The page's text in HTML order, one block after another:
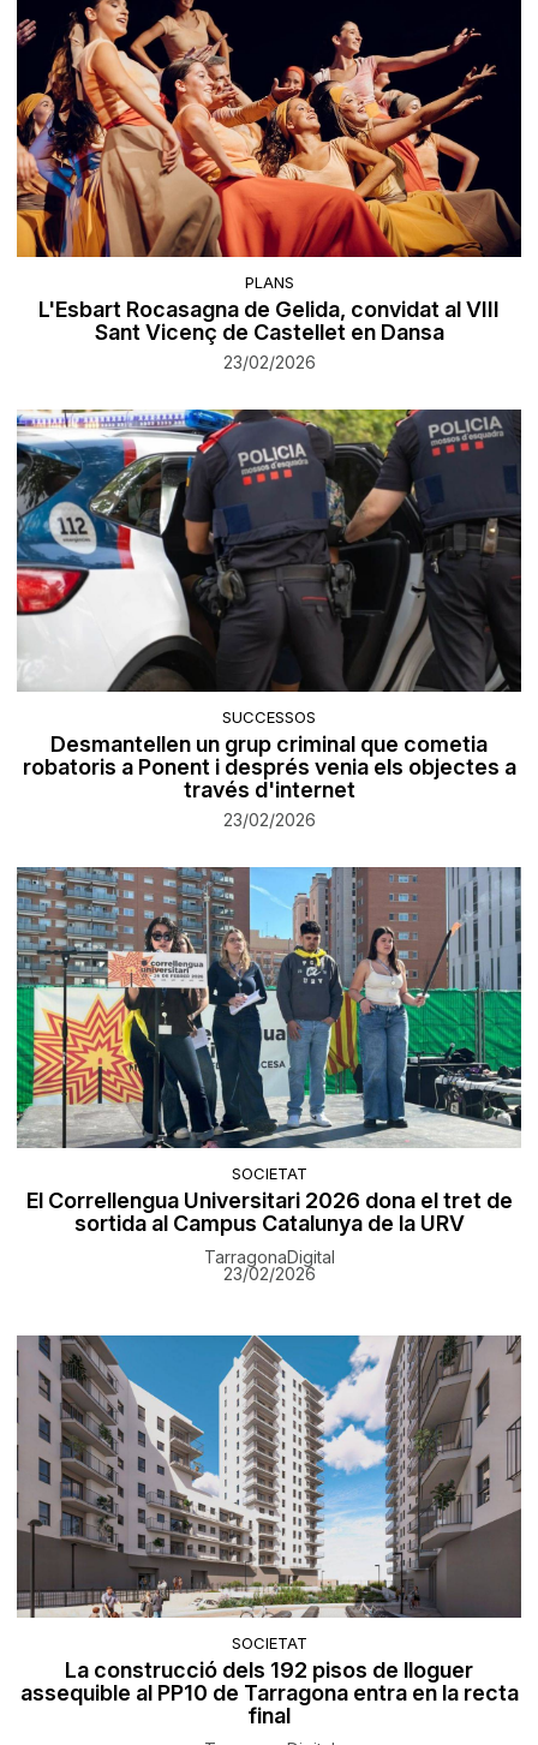
PLANS
L'Esbart Rocasagna de Gelida, convidat al VIII
Sant Vicenç de Castellet en Dansa
23/02/2026
SUCCESSOS
Desmantellen un grup criminal que cometia
robatoris a Ponent i després venia els objectes a
través d'internet
23/02/2026
SOCIETAT
El Correllengua Universitari 2026 dona el tret de
sortida al Campus Catalunya de la URV
TarragonaDigital
23/02/2026
SOCIETAT
La construcció dels 192 pisos de lloguer
assequible al PP10 de Tarragona entra en la recta
final